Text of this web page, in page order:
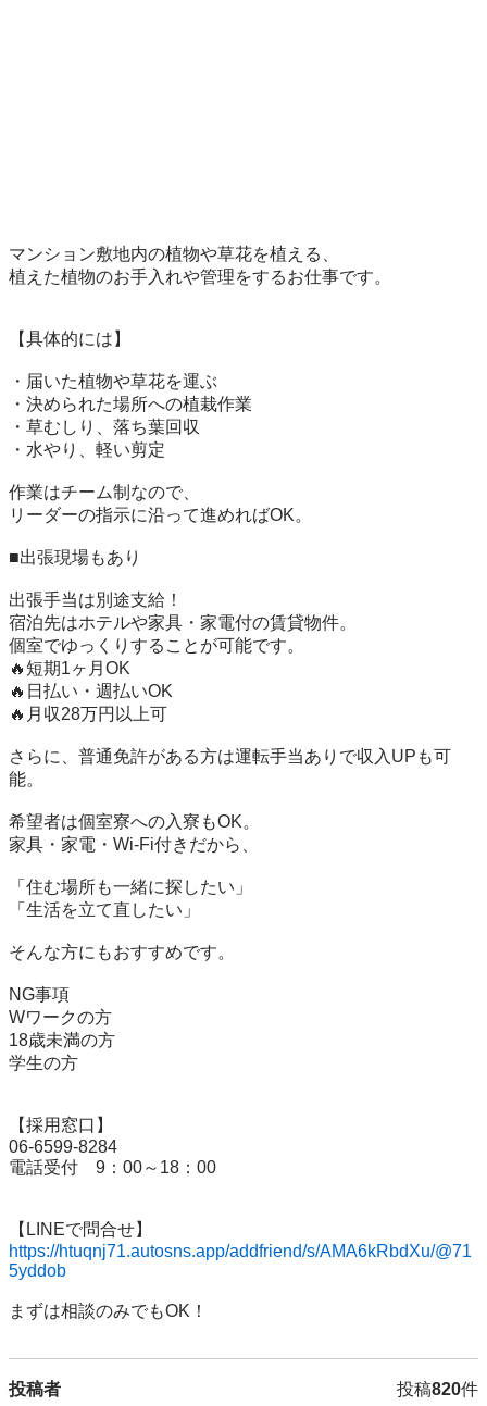
マンション敷地内の植物や草花を植える、
植えた植物のお手入れや管理をするお仕事です。
【具体的には】
・届いた植物や草花を運ぶ
・決められた場所への植栽作業
・草むしり、落ち葉回収
・水やり、軽い剪定
作業はチーム制なので、
リーダーの指示に沿って進めればOK。
■出張現場もあり
出張手当は別途支給！
宿泊先はホテルや家具・家電付の賃貸物件。
個室でゆっくりすることが可能です。
🔥短期1ヶ月OK
🔥日払い・週払いOK
🔥月収28万円以上可
さらに、普通免許がある方は運転手当ありで収入UPも可
能。
希望者は個室寮への入寮もOK。
家具・家電・Wi-Fi付きだから、
「住む場所も一緒に探したい」
「生活を立て直したい」
そんな方にもおすすめです。
NG事項
Wワークの方
18歳未満の方
学生の方
【採用窓口】
06-6599-8284
電話受付　9：00～18：00
https://htuqnj71.autosns.app/addfriend/s/AMA6kRbdXu/@71
5yddob
まずは相談のみでもOK！
投稿者 投稿820件